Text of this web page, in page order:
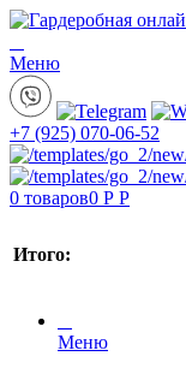
Меню
+7 (925) 070-06-52
0 товаров0 Р Р
Итого:
Меню